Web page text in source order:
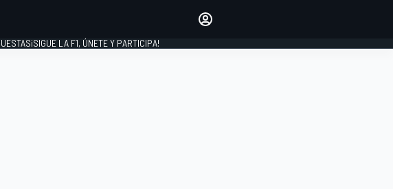
¡SIGUE LA F1, ÚNETE Y PARTICIPA!